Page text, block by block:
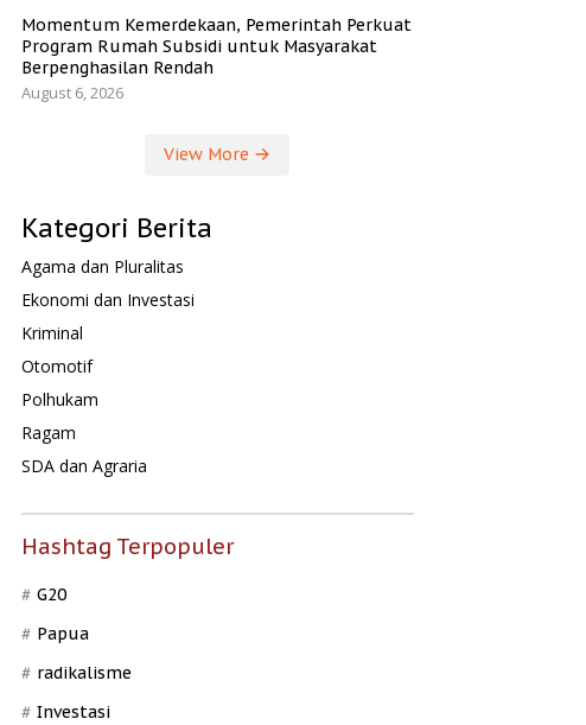
Momentum Kemerdekaan, Pemerintah Perkuat
Program Rumah Subsidi untuk Masyarakat
Berpenghasilan Rendah
August 6, 2026
View More
Kategori Berita
Agama dan Pluralitas
Ekonomi dan Investasi
Kriminal
Otomotif
Polhukam
Ragam
SDA dan Agraria
Hashtag Terpopuler
G20
Papua
radikalisme
Investasi